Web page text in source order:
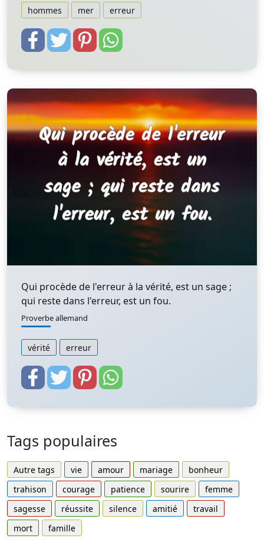
hommes mer erreur
Qui procède de l'erreur à la vérité, est un sage ;
qui reste dans l'erreur, est un fou.
Proverbe allemand
vérité erreur
Tags populaires
Autre tags vie amour mariage
bonheur
trahison
courage patience sourire
femme
sagesse
réussite silence amitié
travail
mort
famille